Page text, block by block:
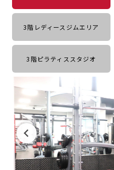
店舗へのお問い合わせ
3階レディースジムエリア
3階ピラティススタジオ